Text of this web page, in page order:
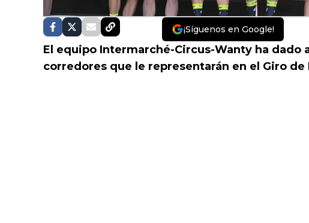
¡Síguenos en Google!
El equipo Intermarché-Circus-Wanty ha dado
corredores que le representarán en el Giro de